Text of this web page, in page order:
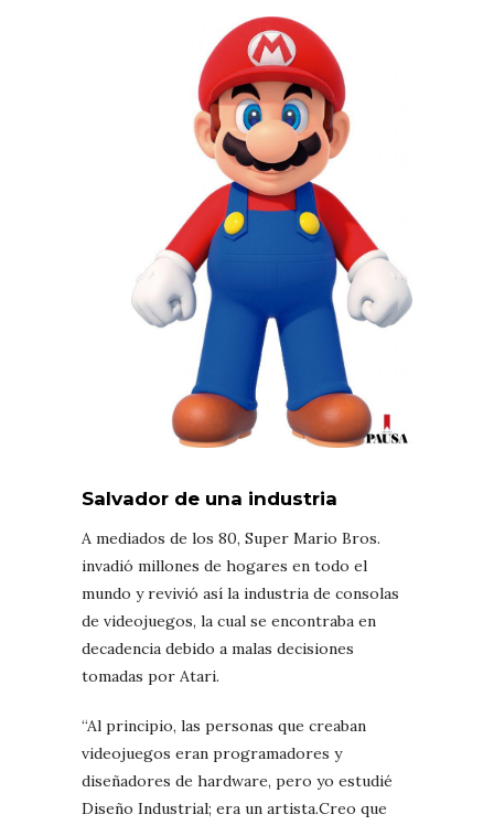
Salvador de una industria
A mediados de los 80, Super Mario Bros.
invadió millones de hogares en todo el
mundo y revivió así la industria de consolas
de videojuegos, la cual se encontraba en
decadencia debido a malas decisiones
tomadas por Atari.
“Al principio, las personas que creaban
videojuegos eran programadores y
diseñadores de hardware, pero yo estudié
Diseño Industrial; era un artista.Creo que